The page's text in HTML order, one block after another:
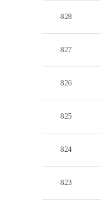
828
827
826
825
824
823